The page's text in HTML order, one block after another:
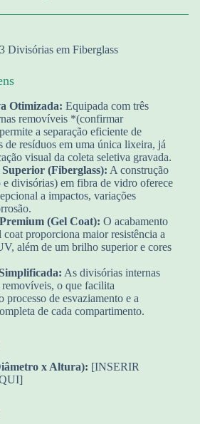
Divisórias em Fiberglass
Otimizada: Equipada com três
removíveis *(confirmar
a separação eficiente de
de resíduos em uma única lixeira, já
visual da coleta seletiva gravada.
(Fiberglass): A construção
divisórias) em fibra de vidro oferece
a impactos, variações
(Gel Coat): O acabamento
coat proporciona maior resistência a
além de um brilho superior e cores
As divisórias internas
removíveis, o que facilita
processo de esvaziamento e a
de cada compartimento.
x Altura): [INSERIR